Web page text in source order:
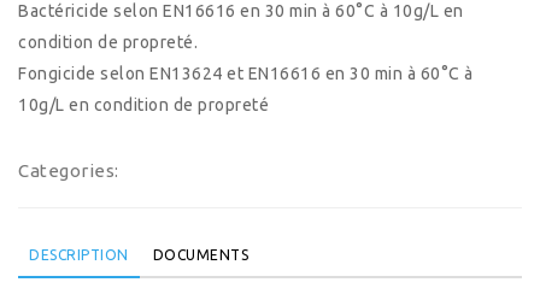
Bactéricide selon EN16616 en 30 min à 60°C à 10g/L en
condition de propreté.
Fongicide selon EN13624 et EN16616 en 30 min à 60°C à
10g/L en condition de propreté
Categories:
DESCRIPTION DOCUMENTS